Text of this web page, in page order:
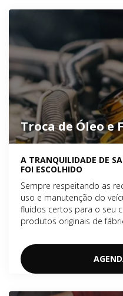
Troca de Óleo e
A TRANQUILIDADE DE
FOI ESCOLHIDO
Sempre respeitando as
uso e manutenção do
fluidos certos para o seu
produtos originais de